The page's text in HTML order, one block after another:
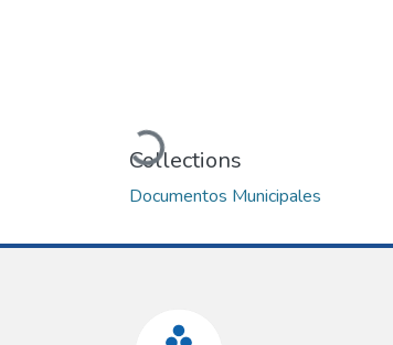
Loading...
Collections
Documentos Municipales